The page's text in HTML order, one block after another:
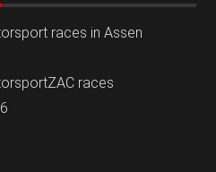
races in Assen
races